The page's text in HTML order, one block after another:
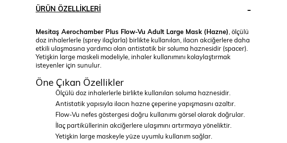
ÜRÜN ÖZELLIKLERI
Mesitaş Aerochamber Plus Flow-Vu Adult Large Mask (Hazne) , ölçülü
doz inhalerlerle (sprey ilaçlarla) birlikte kullanılan, ilacın akciğerlere daha
etkili ulaşmasına yardımcı olan antistatik bir soluma haznesidir (spacer).
Yetişkin large maskeli modeliyle, inhaler kullanımını kolaylaştırmak
isteyenler için sunulur.
Öne Çıkan Özellikler
Ölçülü doz inhalerlerle birlikte kullanılan soluma haznesidir.
Antistatik yapısıyla ilacın hazne çeperine yapışmasını azaltır.
Flow-Vu nefes göstergesi doğru kullanımı görsel olarak doğrular.
İlaç partiküllerinin akciğerlere ulaşımını artırmaya yöneliktir.
Yetişkin large maskeyle yüze uyumlu kullanım sağlar.